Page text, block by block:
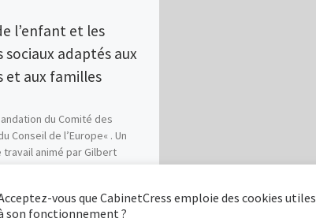
l’enfant et les
sociaux adaptés aux
et aux familles
du Comité des
Conseil de l’Europe« . Un
travail animé par Gilbert
vous que CabinetCress emploie des cookies utiles
son fonctionnement ?